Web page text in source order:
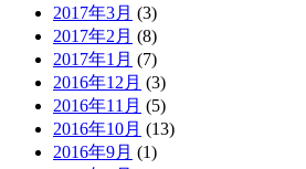
2017年3月 (3)
2017年2月 (8)
2017年1月 (7)
2016年12月 (3)
2016年11月 (5)
2016年10月 (13)
2016年9月 (1)